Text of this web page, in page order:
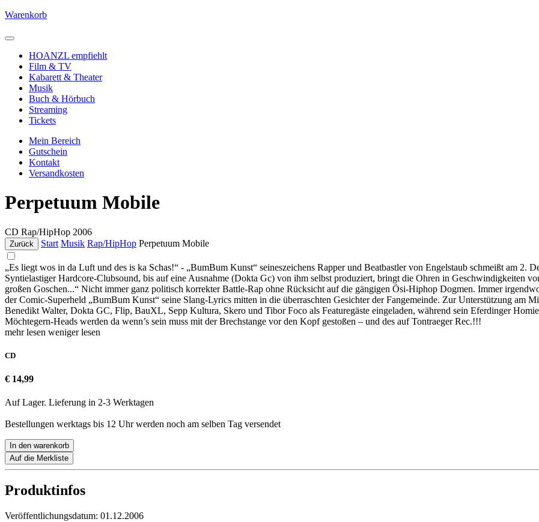
Warenkorb
HOANZL empfiehlt
Film & TV
Kabarett & Theater
Musik
Buch & Hörbuch
Streaming
Tickets
Mein Bereich
Gutschein
Kontakt
Versandkosten
Perpetuum Mobile
CD Rap/HipHop 2006
Zurück Start Musik Rap/HipHop Perpetuum Mobile
„Es liegt wos in da Luft und des is ka Schas!“ - „BumBum Kunst“ seineszeichens Rapper und Beatbastler von Engelstaub schmeißt am 2.
Syntielastiger Hardcore-Clubsound, bis auf eine Ausnahme (Dokta Gc) von ihm selbst produziert, bringt die Ohren in Geschwindigkeiten
großen Goschen...“ Nicht immer ganz politisch korrekter Battle-Rap ohne Rücksicht auf die gängigen Ösi-Hiphop Dogmen. Immer
der Comic-Superheld „BumBum Kunst“ seine Slang-Lyrics mitten in die überraschten Gesichter der Fangemeinde. Zur Unterstützung am
Benedikt Walter, Dokta GC, Flip, BauXL, Sepp Kultura, Skero und Tibor Foco als Featuregäste eingeladen, während sein Eferdinger
Möchtegern-Heads werden da wenn’s sein muss mit der Brechstange vor den Kopf gestoßen – und des auf Tontraeger Rec.!!!
mehr lesen weniger lesen
CD
€ 14,99
Auf Lager. Lieferung in 2-3 Werktagen
Bestellungen werktags bis 12 Uhr werden noch am selben Tag versendet
In den warenkorb
Auf die Merkliste
Produktinfos
Veröffentlichungsdatum: 01.12.2006